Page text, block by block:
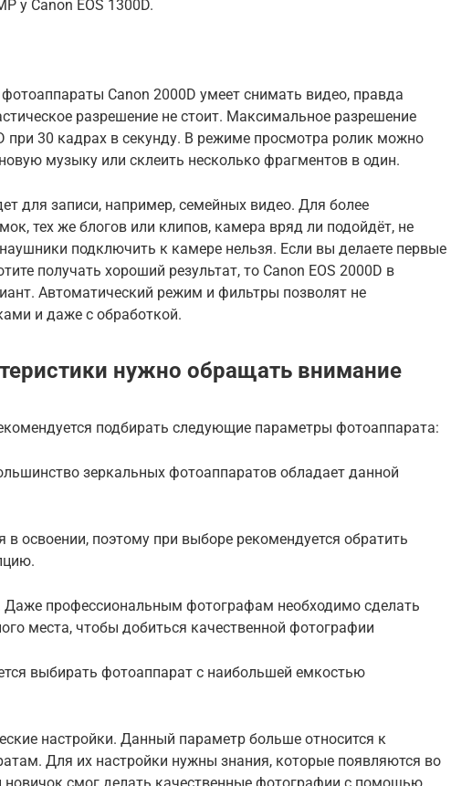
у Canon EOS 1300D.
Canon 2000D умеет снимать видео, правда
разрешение не стоит. Максимальное разрешение
при 30 кадрах в секунду. В режиме просмотра ролик можно
музыку или склеить несколько фрагментов в один.
для записи, например, семейных видео. Для более
тех же блогов или клипов, камера вряд ли подойдёт, не
подключить к камере нельзя. Если вы делаете первые
получать хороший результат, то Canon EOS 2000D в
Автоматический режим и фильтры позволят не
и даже с обработкой.
нужно обращать внимание
подбирать следующие параметры фотоаппарата:
зеркальных фотоаппаратов обладает данной
в освоении, поэтому при выборе рекомендуется обратить
Даже профессиональным фотографам необходимо сделать
места, чтобы добиться качественной фотографии
выбирать фотоаппарат с наибольшей емкостью
настройки. Данный параметр больше относится к
Для их настройки нужны знания, которые появляются во